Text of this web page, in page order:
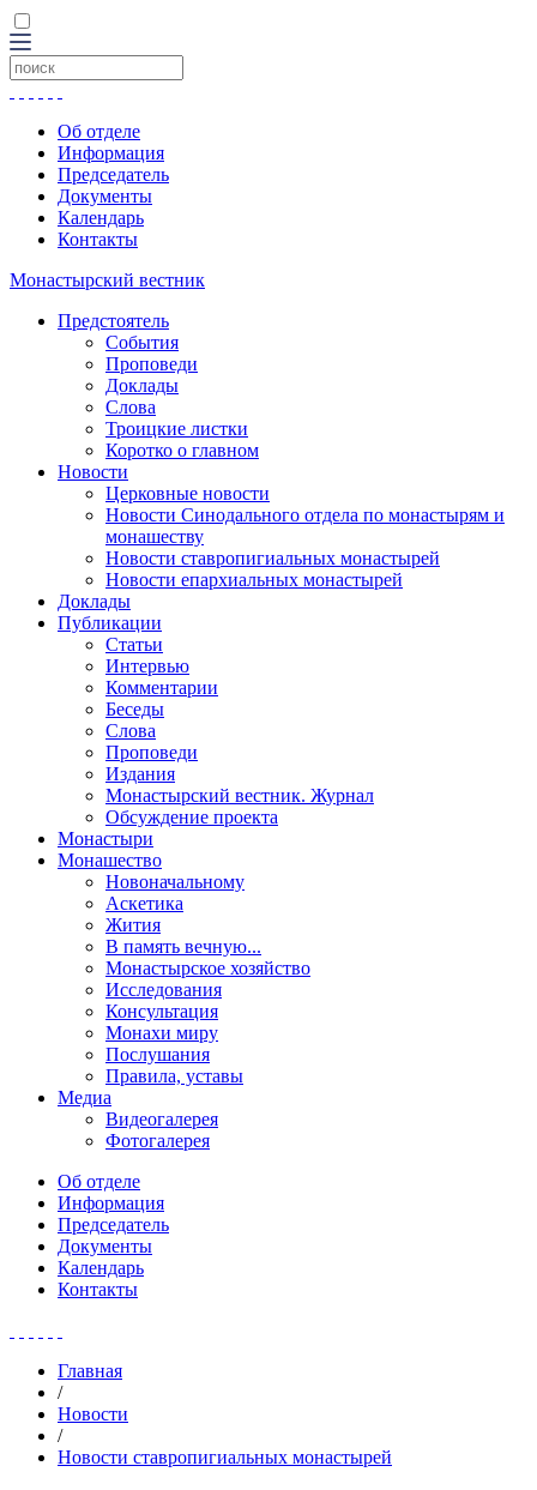
Об отделе
Информация
Председатель
Документы
Календарь
Контакты
Монастырский вестник
Предстоятель
События
Проповеди
Доклады
Слова
Троицкие листки
Коротко о главном
Новости
Церковные новости
Новости Синодального отдела по монастырям и
монашеству
Новости ставропигиальных монастырей
Новости епархиальных монастырей
Доклады
Публикации
Статьи
Интервью
Комментарии
Беседы
Слова
Проповеди
Издания
Монастырский вестник. Журнал
Обсуждение проекта
Монастыри
Монашество
Новоначальному
Аскетика
Жития
В память вечную...
Монастырское хозяйство
Исследования
Консультация
Монахи миру
Послушания
Правила, уставы
Медиа
Видеогалерея
Фотогалерея
Об отделе
Информация
Председатель
Документы
Календарь
Контакты
Главная
/
Новости
/
Новости ставропигиальных монастырей